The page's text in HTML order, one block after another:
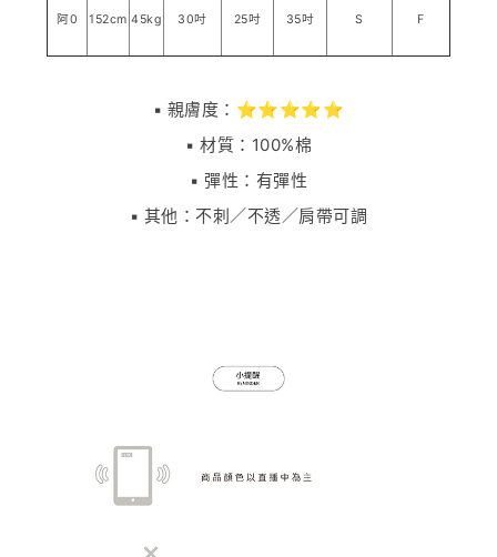
阿0 152cm 45kg 30吋 25吋 35吋 S F
▪️ 親膚度：⭐⭐⭐⭐⭐
▪️ 材質：100%棉
▪️ 彈性：有彈性
▪️ 其他：不刺／不透／肩帶可調